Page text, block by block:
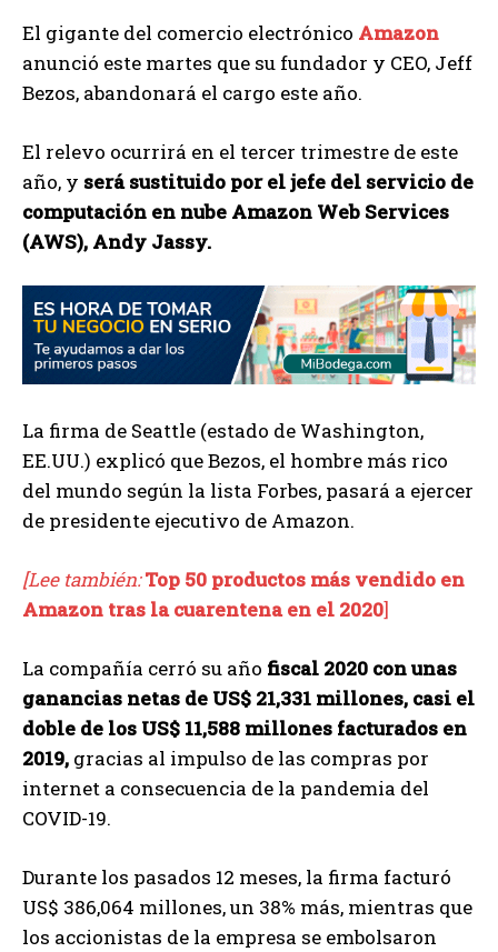
El gigante del comercio electrónico Amazon
anunció este martes que su fundador y CEO, Jeff
Bezos, abandonará el cargo este año.
El relevo ocurrirá en el tercer trimestre de este
año, y será sustituido por el jefe del servicio de
computación en nube Amazon Web Services
(AWS), Andy Jassy.
La firma de Seattle (estado de Washington,
EE.UU.) explicó que Bezos, el hombre más rico
del mundo según la lista Forbes, pasará a ejercer
de presidente ejecutivo de Amazon.
[Lee también:Top 50 productos más vendido en
Amazon tras la cuarentena en el 2020]
La compañía cerró su año fiscal 2020 con unas
ganancias netas de US$ 21,331 millones, casi el
doble de los US$ 11,588 millones facturados en
2019, gracias al impulso de las compras por
internet a consecuencia de la pandemia del
COVID-19.
Durante los pasados 12 meses, la firma facturó
US$ 386,064 millones, un 38% más, mientras que
los accionistas de la empresa se embolsaron